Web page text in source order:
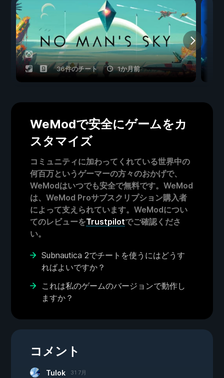
36件のチート 1か月前
WeModで安全にゲームをカ
スタマイズ
コミュニティに加わってくれている世界中の
何百万というゲーマーの方々のおかげで、
WeModはいつでも安全で無料です。WeMod
は、WeMod Proサブスクリプション購入者
によって支えられています。WeModについ
てのレビューをTrustpilotでご確認くださ
い。
Subnautica 2でチートを使うにはどうす
ればよいですか？
これは私のゲームのバージョンで動作し
ますか？
コメント
Tulok 31 7月